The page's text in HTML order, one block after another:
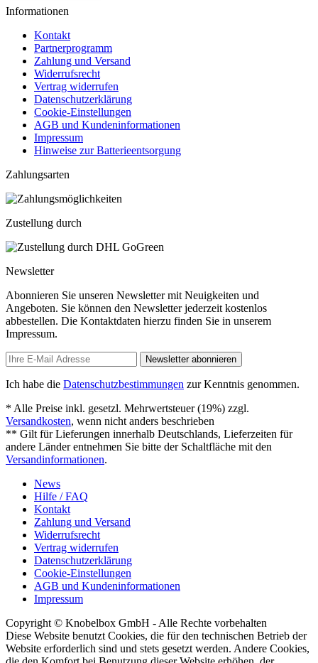
Informationen
Kontakt
Partnerprogramm
Zahlung und Versand
Widerrufsrecht
Vertrag widerrufen
Datenschutzerklärung
Cookie-Einstellungen
AGB und Kundeninformationen
Impressum
Hinweise zur Batterieentsorgung
Zahlungsarten
Zustellung durch
Newsletter
Abonnieren Sie unseren Newsletter mit Neuigkeiten und
Angeboten. Sie können den Newsletter jederzeit kostenlos
abbestellen. Die Kontaktdaten hierzu finden Sie in unserem
Impressum.
Newsletter abonnieren
Ich habe die Datenschutzbestimmungen zur Kenntnis genommen.
* Alle Preise inkl. gesetzl. Mehrwertsteuer (19%) zzgl.
Versandkosten, wenn nicht anders beschrieben
** Gilt für Lieferungen innerhalb Deutschlands, Lieferzeiten für
andere Länder entnehmen Sie bitte der Schaltfläche mit den
Versandinformationen.
News
Hilfe / FAQ
Kontakt
Zahlung und Versand
Widerrufsrecht
Vertrag widerrufen
Datenschutzerklärung
Cookie-Einstellungen
AGB und Kundeninformationen
Impressum
Copyright © Knobelbox GmbH - Alle Rechte vorbehalten
Diese Website benutzt Cookies, die für den technischen Betrieb der
Website erforderlich sind und stets gesetzt werden. Andere Cookies,